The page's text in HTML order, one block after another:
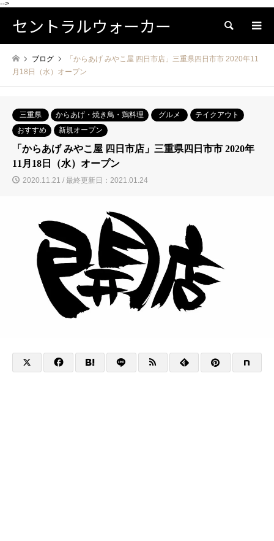
-->
セントラルウォーカー 検索
ブログ
「からあげ みやこ屋 四日市店」三重県四日市市 2020年11
月18日（水）オープン
三重県 からあげ・焼き鳥・鶏料理 グルメ
テイクアウト
おすすめ
新規オープン
「からあげ みやこ屋 四日市店」三重県四日市市 2020年
11月18日（水）オープン
2020.11.21 / 最終更新日：2021.01.24